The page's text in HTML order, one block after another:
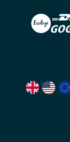
Demander
un compte